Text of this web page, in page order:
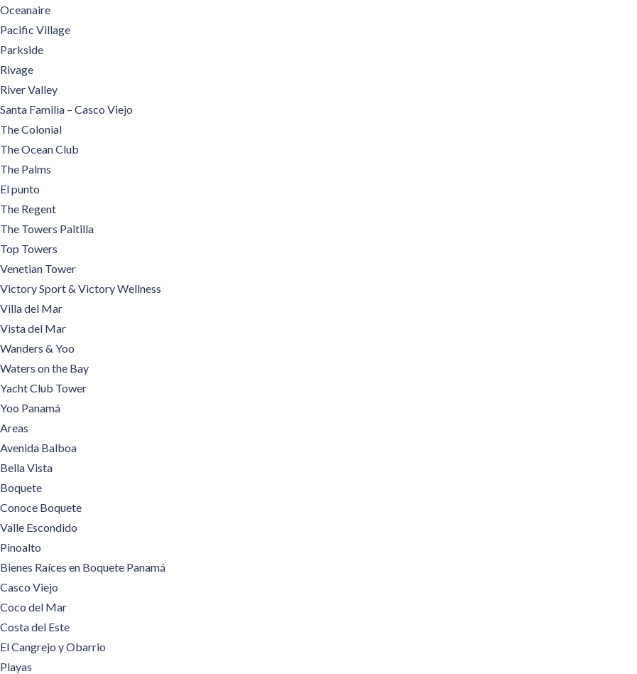
Oceanaire
Pacific Village
Parkside
Rivage
River Valley
Santa Familia – Casco Viejo
The Colonial
The Ocean Club
The Palms
El punto
The Regent
The Towers Paitilla
Top Towers
Venetian Tower
Victory Sport & Victory Wellness
Villa del Mar
Vista del Mar
Wanders & Yoo
Waters on the Bay
Yacht Club Tower
Yoo Panamá
Areas
Avenida Balboa
Bella Vista
Boquete
Conoce Boquete
Valle Escondido
Pinoalto
Bienes Raíces en Boquete Panamá
Casco Viejo
Coco del Mar
Costa del Este
El Cangrejo y Obarrio
Playas